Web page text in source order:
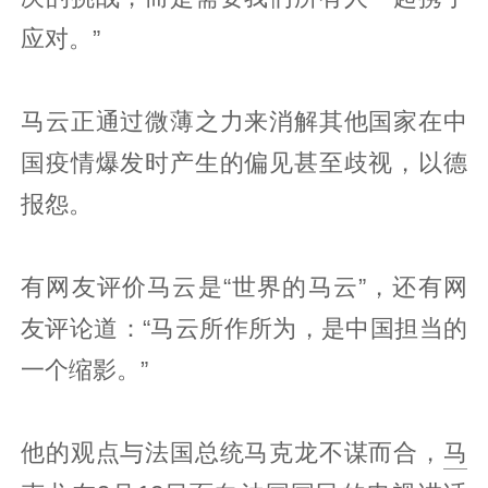
应对。”
马云正通过微薄之力来消解其他国家在中
国疫情爆发时产生的偏见甚至歧视，以德
报怨。
有网友评价马云是“世界的马云”，还有网
友评论道：“马云所作所为，是中国担当的
一个缩影。”
他的观点与法国总统马克龙不谋而合， 马